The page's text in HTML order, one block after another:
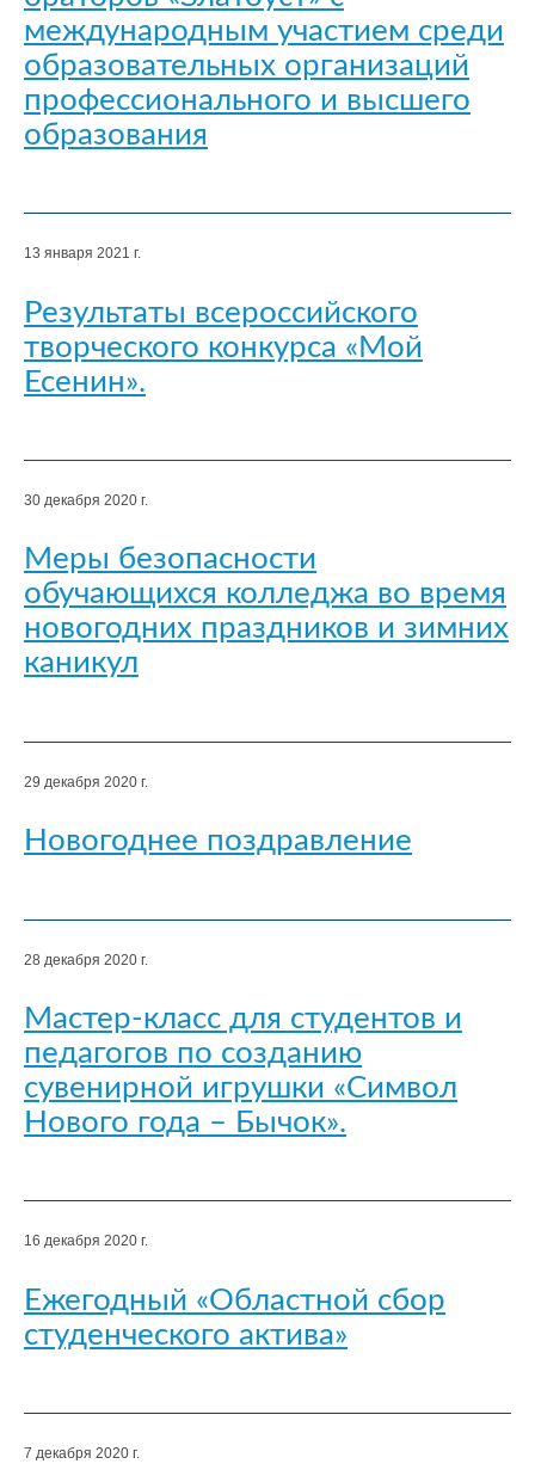
международным участием среди
образовательных организаций
профессионального и высшего
образования
13 января 2021 г.
Результаты всероссийского
творческого конкурса «Мой
Есенин».
30 декабря 2020 г.
Меры безопасности
обучающихся колледжа во время
новогодних праздников и зимних
каникул
29 декабря 2020 г.
Новогоднее поздравление
28 декабря 2020 г.
Мастер-класс для студентов и
педагогов по созданию
сувенирной игрушки «Символ
Нового года – Бычок».
16 декабря 2020 г.
Ежегодный «Областной сбор
студенческого актива»
7 декабря 2020 г.